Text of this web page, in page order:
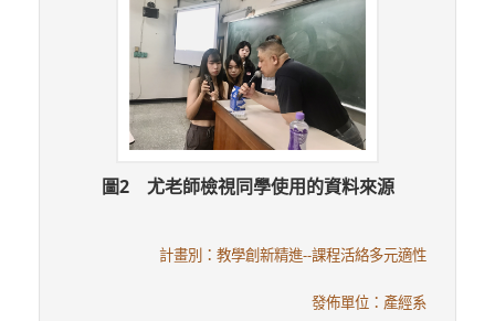
圖2 尤老師檢視同學使用的資料來源
計畫別：教學創新精進--課程活絡多元適性
發佈單位：產經系